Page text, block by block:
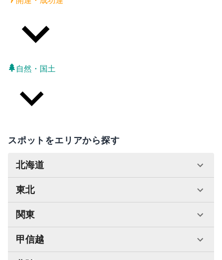
自然・国土
スポットをエリアから探す
北海道
東北
関東
甲信越